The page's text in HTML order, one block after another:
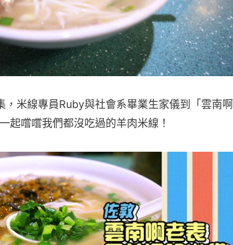
，米線專員Ruby與社會系畢業生家儀到「雲南啊
起嚐嚐我們都沒吃過的羊肉米線！